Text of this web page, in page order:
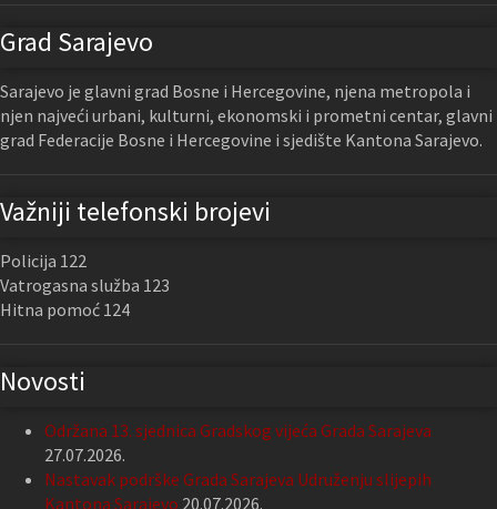
Grad Sarajevo
Sarajevo je glavni grad Bosne i Hercegovine, njena metropola i
njen najveći urbani, kulturni, ekonomski i prometni centar, glavni
grad Federacije Bosne i Hercegovine i sjedište Kantona Sarajevo.
Važniji telefonski brojevi
Policija 122
Vatrogasna služba 123
Hitna pomoć 124
Novosti
Održana 13. sjednica Gradskog vijeća Grada Sarajeva
27.07.2026.
Nastavak podrške Grada Sarajeva Udruženju slijepih
Kantona Sarajevo 20.07.2026.